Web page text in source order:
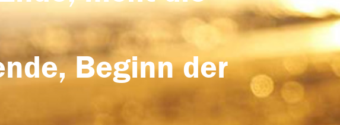
Beginn der